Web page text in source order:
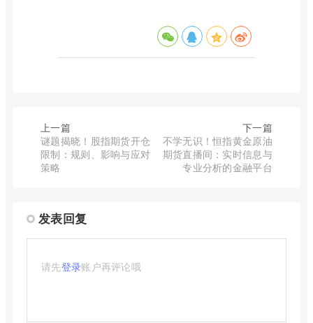
上一篇
谜题揭晓！股指期货开仓
限制：规则、影响与应对
策略
下一篇
不学无识！恒指黄金原油
期货直播间：实时信息与
专业分析的金融平台
发表回复
请先登录账户再评论哦